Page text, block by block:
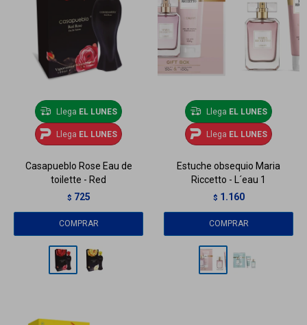
Llega EL LUNES
Llega EL LUNES
Casapueblo Rose Eau de
toilette - Red
$ 725
Llega EL LUNES
Llega EL LUNES
Estuche obsequio Maria
Riccetto - L´eau 1
$ 1.160